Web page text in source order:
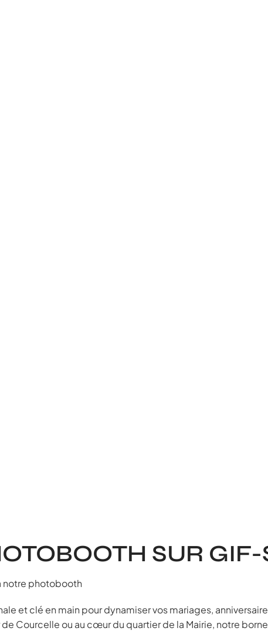
SUR
notre photobooth
et clé en main pour dynamiser vos mariages,
Courcelle ou au cœur du quartier de la Mairie, notre